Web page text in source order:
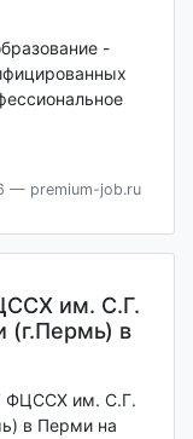
-
— premium-job.ru
им. С.Г.
(г.Пермь) в
ФЦССХ им. С.Г.
в Перми на